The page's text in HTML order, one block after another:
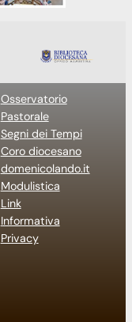
Osservatorio
Pastorale
Segni dei Tempi
Coro diocesano
domenicolando.it
Modulistica
Link
Informativa
Privacy